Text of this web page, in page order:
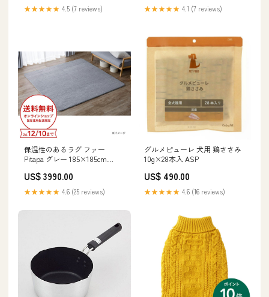
★★★★★ 4.5 (7 reviews) ★★★★★ 4.1 (7 reviews)
保温性のあるラグ ファー
Pitapa グレー 185×185cm
US$ 3990.00
★★★★★ 4.6 (25 reviews)
グルメピューレ 犬用 鶏ささみ
10g×28本入 ASP
US$ 490.00
★★★★★ 4.6 (16 reviews)